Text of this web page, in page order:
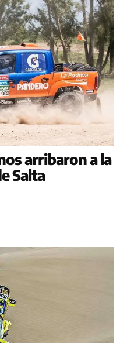
arribaron a la
Salta